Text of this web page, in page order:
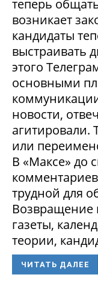
теперь
возникает
кандидаты
выстраивать
этого
основными
новости,
агитировали.
или
В «Максе» до
трудной для
Возвращение
газеты,
теории,
ЧИТАТЬ ДАЛЕЕ